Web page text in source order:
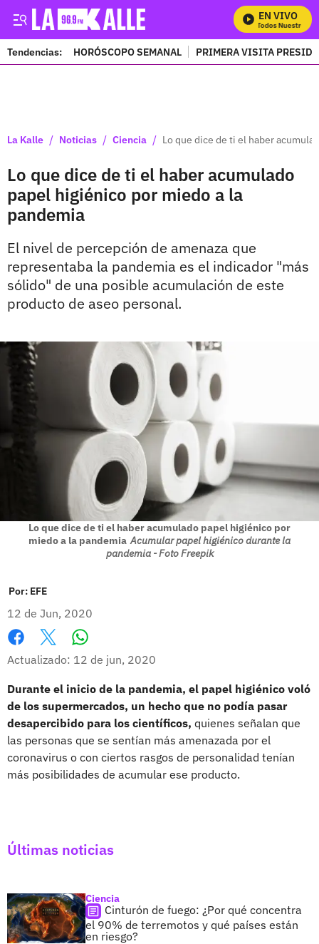
EN VIVO
Mira Todos Nuestros
Tendencias: HORÓSCOPO SEMANAL PRIMERA VISITA
La Kalle / Noticias / Ciencia / Lo que dice de ti el haber
Lo que dice de ti el haber acumulado
papel higiénico por miedo a la
pandemia
El nivel de percepción de amenaza que
representaba la pandemia es el indicador "más
sólido" de una posible acumulación de este
producto de aseo personal.
Lo que dice de ti el haber acumulado papel higiénico por
miedo a la pandemia Acumular papel higiénico durante la
pandemia - Foto Freepik
Por: EFE
12 de Jun, 2020
Facebook
X
Actualizado: 12 de jun, 2020
Durante el inicio de la pandemia, el papel higiénico voló
de los supermercados, un hecho que no podía pasar
desapercibido para los científicos, quienes señalan que
las personas que se sentían más amenazada por el
coronavirus o con ciertos rasgos de personalidad tenían
más posibilidades de acumular ese producto.
Últimas noticias
Ciencia
Cinturón de fuego: ¿Por qué concentra
el 90% de terremotos y qué países están
en riesgo?